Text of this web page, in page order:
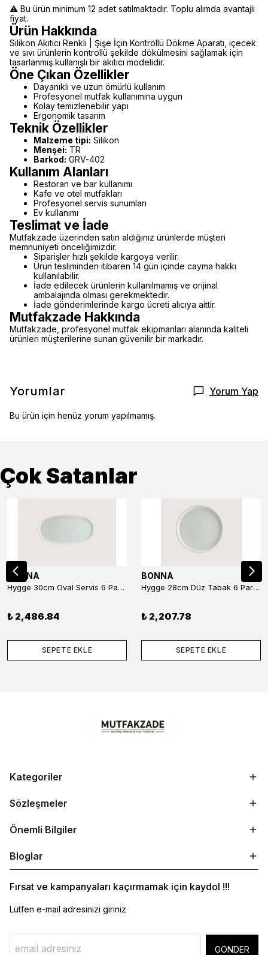
⚠️ Bu ürün minimum 12 adet satılmaktadır. Toplu alımda avantajlı
fiyat.
Ürün Hakkında
Silikon Akıtıcı Renkli | Şişe İçin Kontrollü Dökme Aparatı, içecek
ve sıvı ürünlerin kontrollü şekilde dökülmesini sağlamak için
tasarlanmış kullanışlı bir akıtıcı modelidir.
Öne Çıkan Özellikler
Dayanıklı ve uzun ömürlü kullanım
Profesyonel mutfak kullanımına uygun
Kolay temizlenebilir yapı
Ergonomik tasarım
Teknik Özellikler
Malzeme tipi: Silikon
Menşei: TR
Barkod: GRV-402
Kullanım Alanları
Restoran ve bar kullanımı
Kafe ve otel mutfakları
Profesyonel servis sunumları
Ev kullanımı
Teslimat ve İade
Mutfakzade üzerinden satın aldığınız ürünlerde müşteri
memnuniyeti önceliğimizdir.
Siparişler hızlı şekilde kargoya verilir.
Ürün tesliminden itibaren 14 gün içinde cayma hakkı
kullanılabilir.
İade edilecek ürünlerin kullanılmamış ve orijinal
ambalajında olması gerekmektedir.
İade gönderimlerinde kargo ücreti alıcıya aittir.
Mutfakzade Hakkında
Mutfakzade, profesyonel mutfak ekipmanları alanında kaliteli
ürünleri müşterilerine sunan güvenilir bir markadır.
Yorumlar Yorum Yap
Bu ürün için henüz yorum yapılmamış.
Çok Satanlar
BONNA
Hygge 30cm Oval Servis 6 Parça
₺ 2,486.84
SEPETE EKLE
BONNA
Hygge 28cm Düz Tabak 6 Parça
₺ 2,207.78
SEPETE EKLE
Kategoriler
Sözleşmeler
Önemli Bilgiler
Bloglar
Fırsat ve kampanyaları kaçırmamak için kaydol !!!
Lütfen e-mail adresinizi giriniz
GÖNDER